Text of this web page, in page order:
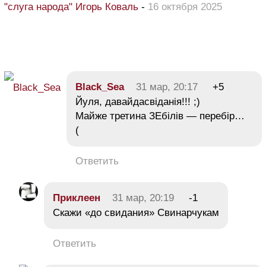
"слуга народа" Игорь Коваль - 16 октября 2025
Black_Sea 31 мар, 20:17
+5
Йуля, давайдасвіданія!!! ;)
Майже третина ЗЕбілів — перебір…
(
Ответить
Приклеен 31 мар, 20:19
-1
Скажи «до свидания» Свинарчукам
Ответить